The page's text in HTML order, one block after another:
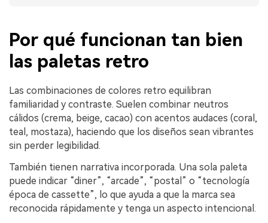
Por qué funcionan tan bien
las paletas retro
Las combinaciones de colores retro equilibran
familiaridad y contraste. Suelen combinar neutros
cálidos (crema, beige, cacao) con acentos audaces (coral,
teal, mostaza), haciendo que los diseños sean vibrantes
sin perder legibilidad.
También tienen narrativa incorporada. Una sola paleta
puede indicar “diner”, “arcade”, “postal” o “tecnología
época de cassette”, lo que ayuda a que la marca sea
reconocida rápidamente y tenga un aspecto intencional.